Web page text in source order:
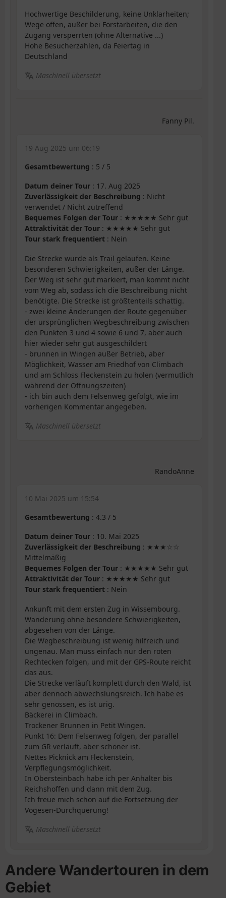
Hochwertige Beschilderung, keine Unklarheiten;
Wege offen, außer bei Forstarbeiten, die den
Zugang versperrten (ohne Alternative ...)
Hohe Besucherzahlen, da Feiertag in
Deutschland
Maschinell übersetzt
Fanny Pil.
19 Aug 2025 um 06:19
Gesamtbewertung : 5 / 5
Datum deiner Tour : 17. Aug 2025
Zuverlässigkeit der Beschreibung : Nicht
verwendet / Nicht zutreffend
Bequemes Folgen der Tour : ★★★★★ Sehr gut
Attraktivität der Tour : ★★★★★ Sehr gut
Tour stark frequentiert : Nein
Die Strecke wurde als Trail gelaufen. Keine
besonderen Schwierigkeiten, außer der Länge.
Der Weg ist sehr gut markiert, man kommt nicht
vom Weg ab, sodass ich die Beschreibung nicht
benötigte. Die Strecke ist größtenteils schattig.
- zwei kleine Änderungen der Route gegenüber
der ursprünglichen Wegbeschreibung zwischen
den Punkten 3 und 4 sowie 6 und 7, aber auch
hier wieder sehr gut ausgeschildert
- brunnen in Wingen außer Betrieb, aber
Möglichkeit, Wasser am Friedhof von Climbach
und am Schloss Fleckenstein zu holen (vermutlich
während der Öffnungszeiten)
- ich bin auch dem Felsenweg gefolgt, wie im
vorherigen Kommentar angegeben.
Maschinell übersetzt
RandoAnne
10 Mai 2025 um 15:54
Gesamtbewertung : 4.3 / 5
Datum deiner Tour : 10. Mai 2025
Zuverlässigkeit der Beschreibung : ★★★☆☆
Mittelmäßig
Bequemes Folgen der Tour : ★★★★★ Sehr gut
Attraktivität der Tour : ★★★★★ Sehr gut
Tour stark frequentiert : Nein
Ankunft mit dem ersten Zug in Wissembourg.
Wanderung ohne besondere Schwierigkeiten,
abgesehen von der Länge.
Die Wegbeschreibung ist wenig hilfreich und
ungenau. Man muss einfach nur den roten
Rechtecken folgen, und mit der GPS-Route reicht
das aus.
Die Strecke verläuft komplett durch den Wald, ist
aber dennoch abwechslungsreich. Ich habe es
sehr genossen, es ist urig.
Bäckerei in Climbach.
Trockener Brunnen in Petit Wingen.
Punkt 16: Dem Felsenweg folgen, der parallel
zum GR verläuft, aber schöner ist.
Nettes Picknick am Fleckenstein,
Verpflegungsmöglichkeit.
In Obersteinbach habe ich per Anhalter bis
Reichshoffen und dann mit dem Zug.
Ich freue mich schon auf die Fortsetzung der
Vogesen-Durchquerung!
Maschinell übersetzt
Andere Wandertouren in dem
Gebiet